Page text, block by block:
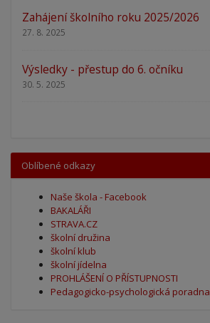
Zahájení školního roku 2025/2026
27. 8. 2025
Výsledky - přestup do 6. očníku
30. 5. 2025
Oblíbené odkazy
Naše škola - Facebook
BAKALÁŘI
STRAVA.CZ
školní družina
školní klub
školní jídelna
PROHLÁŠENÍ O PŘÍSTUPNOSTI
Pedagogicko-psychologická poradna